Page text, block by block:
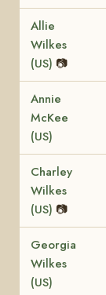
Allie
Wilkes
(US) 📷
Annie
McKee
(US)
Charley
Wilkes
(US) 📷
Georgia
Wilkes
(US)